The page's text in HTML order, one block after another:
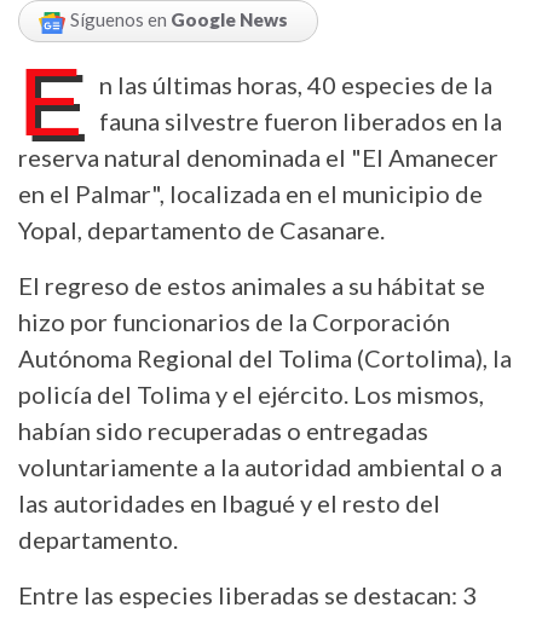
Síguenos en Google News
E
n las últimas horas, 40 especies de la
fauna silvestre fueron liberados en la
reserva natural denominada el "El Amanecer
en el Palmar", localizada en el municipio de
Yopal, departamento de Casanare.
El regreso de estos animales a su hábitat se
hizo por funcionarios de la Corporación
Autónoma Regional del Tolima (Cortolima), la
policía del Tolima y el ejército. Los mismos,
habían sido recuperadas o entregadas
voluntariamente a la autoridad ambiental o a
las autoridades en Ibagué y el resto del
departamento.
Entre las especies liberadas se destacan: 3